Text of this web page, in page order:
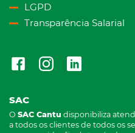
LGPD
Transparência Salarial
SAC
O SAC Cantu disponibiliza
a todos os clientes de todos os